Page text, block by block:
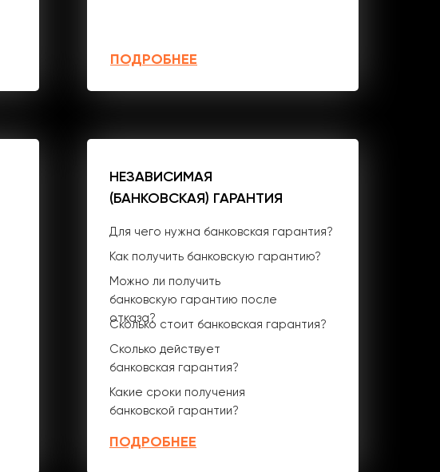
ПОДРОБНЕЕ
НЕЗАВИСИМАЯ
(БАНКОВСКАЯ) ГАРАНТИЯ
ПОДРОБНЕЕ
Для чего нужна банковская гарантия?
Как получить банковскую гарантию?
Можно ли получить
банковскую гарантию после
отказа?
Сколько стоит банковская гарантия?
Сколько действует
банковская гарантия?
Какие сроки получения
банковской гарантии?